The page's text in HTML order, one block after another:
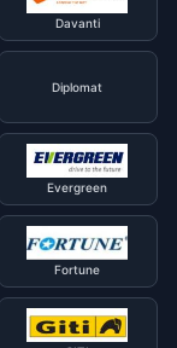
Davanti
Diplomat
Evergreen
Fortune